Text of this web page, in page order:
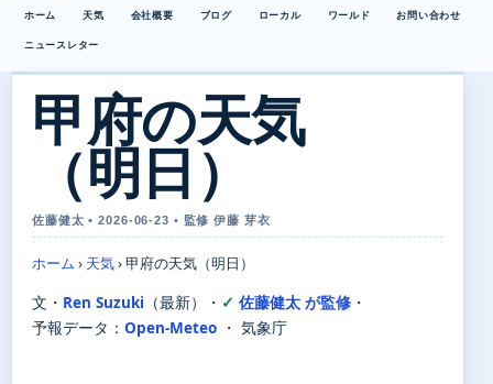
ホーム 天気 会社概要 ブログ ローカル ワールド お問い合わせ
ニュースレター
甲府の天気
（明日）
佐藤健太 • 2026-06-23 • 監修 伊藤 芽衣
ホーム › 天気›甲府の天気（明日）
文・ Ren Suzuki （最新） ・ 佐藤健太 が監修 ・
予報データ： Open-Meteo ・ 気象庁